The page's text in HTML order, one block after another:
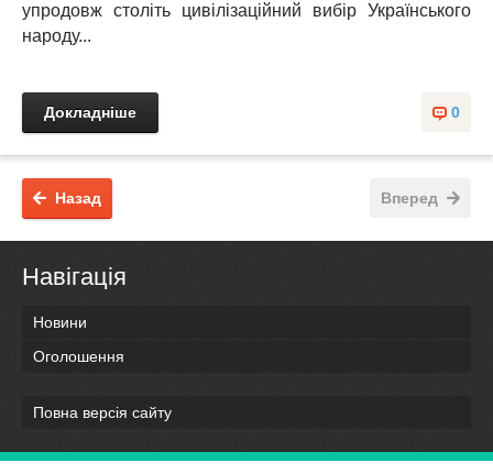
упродовж століть цивілізаційний вибір Українського
народу...
0
Докладніше
Вперед
Назад
Навігація
Новини
Оголошення
Повна версія сайту